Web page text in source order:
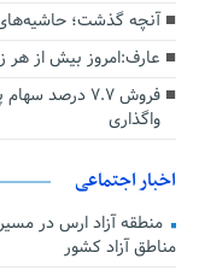
آنچه گذشت؛ حاشیه‌های
عارف:امروز بیش از هر
فروش ۷.۷
واگذاری
اخبار اجتماعی
منطقه آزاد ارس در
مناطق آزاد کشور